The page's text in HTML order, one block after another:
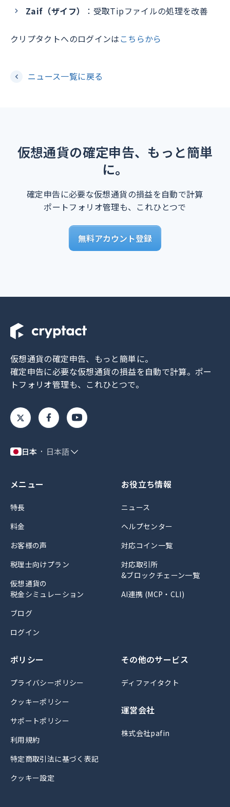
Zaif（ザイフ）
：受取Tipファイルの処理を改善
クリプタクトへのログインは こちらから
ニュース一覧に戻る
仮想通貨の確定申告、もっと簡単
に。
確定申告に必要な仮想通貨の損益を自動で計算
ポートフォリオ管理も、これひとつで
無料アカウント登録
仮想通貨の確定申告、もっと簡単に。
確定申告に必要な仮想通貨の損益を自動で計算。 ポー
トフォリオ管理も、これひとつで。
日本 日本語
メニュー
特長
料金
お客様の声
税理士向けプラン
仮想通貨の
税金シミュレーション
ブログ
ログイン
お役立ち情報
ニュース
ヘルプセンター
対応コイン一覧
対応取引所
&ブロックチェーン一覧
AI連携 (MCP・CLI)
ポリシー
プライバシーポリシー
クッキーポリシー
サポートポリシー
利用規約
特定商取引法に基づく表記
クッキー設定
その他のサービス
ディファイタクト
運営会社
株式会社pafin